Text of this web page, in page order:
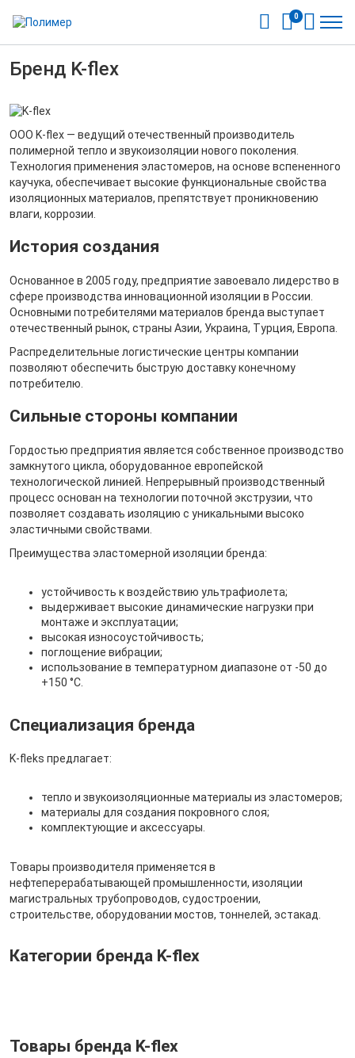
0
Бренд K-flex
ООО K-flex — ведущий отечественный производитель
полимерной тепло и звукоизоляции нового поколения.
Технология применения эластомеров, на основе вспененного
каучука, обеспечивает высокие функциональные свойства
изоляционных материалов, препятствует проникновению
влаги, коррозии.
История создания
Основанное в 2005 году, предприятие завоевало лидерство в
сфере производства инновационной изоляции в России.
Основными потребителями материалов бренда выступает
отечественный рынок, страны Азии, Украина, Турция, Европа.
Распределительные логистические центры компании
позволяют обеспечить быструю доставку конечному
потребителю.
Сильные стороны компании
Гордостью предприятия является собственное производство
замкнутого цикла, оборудованное европейской
технологической линией. Непрерывный производственный
процесс основан на технологии поточной экструзии, что
позволяет создавать изоляцию с уникальными высоко
эластичными свойствами.
Преимущества эластомерной изоляции бренда:
устойчивость к воздействию ультрафиолета;
выдерживает высокие динамические нагрузки при
монтаже и эксплуатации;
высокая износоустойчивость;
поглощение вибрации;
использование в температурном диапазоне от -50 до
+150 °С.
Специализация бренда
K-fleks предлагает:
тепло и звукоизоляционные материалы из эластомеров;
материалы для создания покровного слоя;
комплектующие и аксессуары.
Товары производителя применяется в
нефтеперерабатывающей промышленности, изоляции
магистральных трубопроводов, судостроении,
строительстве, оборудовании мостов, тоннелей, эстакад.
Категории бренда K-flex
Товары бренда K-flex